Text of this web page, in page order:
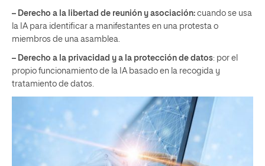
– Derecho a la libertad de reunión y asociación: cuando se usa
la IA para identificar a manifestantes en una protesta o
miembros de una asamblea.
– Derecho a la privacidad y a la protección de datos: por el
propio funcionamiento de la IA basado en la recogida y
tratamiento de datos.